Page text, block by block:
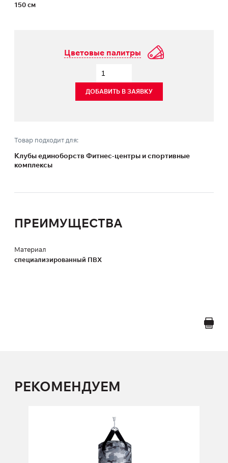
150 см
Цветовые палитры
ДОБАВИТЬ В ЗАЯВКУ
Товар подходит для:
Клубы единоборств Фитнес-центры и спортивные
комплексы
ПРЕИМУЩЕСТВА
Материал
специализированный ПВХ
РЕКОМЕНДУЕМ
Боксерский мешок OUTDOOR
120 см